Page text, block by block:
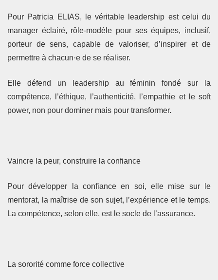
Pour Patricia ELIAS, le véritable leadership est celui du
manager éclairé, rôle-modèle pour ses équipes, inclusif,
porteur de sens, capable de valoriser, d’inspirer et de
permettre à chacun·e de se réaliser.
Elle défend un leadership au féminin fondé sur la
compétence, l’éthique, l’authenticité, l’empathie et le soft
power, non pour dominer mais pour transformer.
Vaincre la peur, construire la confiance
Pour développer la confiance en soi, elle mise sur le
mentorat, la maîtrise de son sujet, l’expérience et le temps.
La compétence, selon elle, est le socle de l’assurance.
La sororité comme force collective